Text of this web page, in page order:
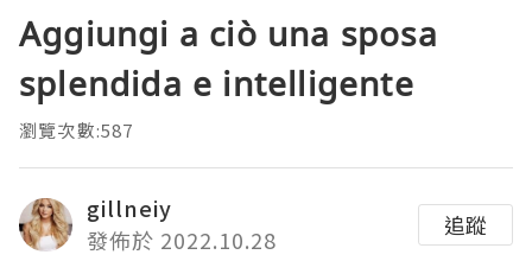
Aggiungi a ciò una sposa
splendida e intelligente
瀏覽次數:587
gillneiy
發佈於 2022.10.28
追蹤